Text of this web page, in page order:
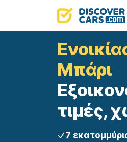
Μπάρι
τιμές,
7